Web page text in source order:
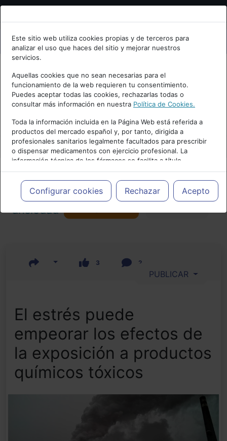
Bienvenid@ a psiquiatria.com
Escribe tu Email
Accede o regístrate con tu email.
Cancelar
Este sitio web utiliza cookies propias y de terceros para
analizar el uso que haces del sitio y mejorar nuestros
servicios.
Aquellas cookies que no sean necesarias para el
funcionamiento de la web requieren tu consentimiento.
Puedes aceptar todas las cookies, rechazarlas todas o
consultar más información en nuestra Política de Cookies.
Toda la información incluida en la Página Web está referida a
productos del mercado español y, por tanto, dirigida a
profesionales sanitarios legalmente facultados para prescribir
o dispensar medicamentos con ejercicio profesional. La
información técnica de los fármacos se facilita a título
meramente informativo, siendo responsabilidad de los
profesionales facultados prescribir medicamentos y decidir, en
cada caso concreto, el tratamiento más adecuado a las
necesidades del paciente.
Configurar cookies Rechazar Acepto
Actualidad y Artículos|Trastornos de
ansiedad
3 2
PUBLICAR
El estrés puede
empeorar los efectos de
la exposición a productos
químicos tóxicos